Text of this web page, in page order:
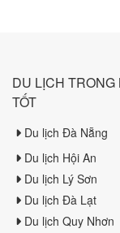
DU LỊCH
TỐT
Du lịch Đà Nẵng
Du lịch Hội An
Du lịch Lý Sơn
Du lịch Đà Lạt
Du lịch Quy Nhơn